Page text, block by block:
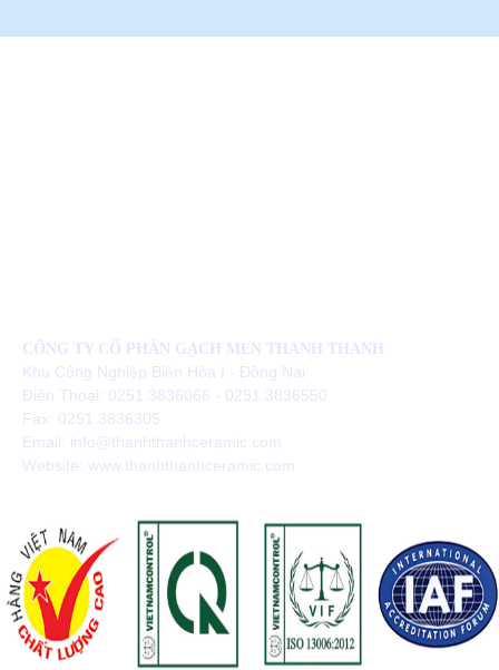
CÔNG TY CỔ PHẦN GẠCH MEN THANH THANH
Khu Công Nghiệp Biên Hòa I - Đồng Nai
Điện Thoại: 0251.3836066 - 0251.3836550
Fax: 0251.3836305
Email: info@thanhthanhceramic.com
Website: www.thanhthanhceramic.com